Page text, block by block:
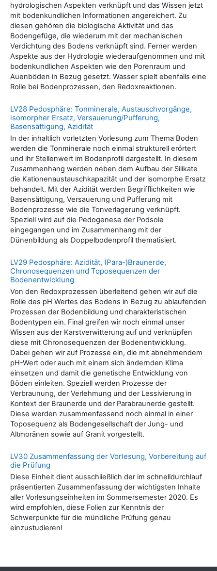
hydrologischen Aspekten verknüpft und das Wissen jetzt
mit bodenkundlichen Informationen angereichert. Zu
diesen gehören die biologische Aktivität und das
Bodengefüge, die wiederum mit der mechanischen
Verdichtung des Bodens verknüpft sind. Ferner werden
Aspekte aus der Hydrologie wiederaufgenommen und mit
bodenkundlichen Aspekten wie den Porenraum und
Auenböden in Bezug gesetzt. Wasser spielt ebenfalls eine
Rolle bei Bodenprozessen, den Redoxreaktionen.
LV28 Pedosphäre: Tonminerale, Austauschvorgänge,
isomorpher Ersatz, Versauerung/Pufferung,
Basensättigung, Azidität
In der inhaltlich vorletzten Vorlesung zum Thema Boden
werden die Tonminerale noch einmal strukturell erörtert
und ihr Stellenwert im Bodenprofil dargestellt. In diesem
Zusammenhang werden neben dem Aufbau der Silikate
die Kationenaustauschkapazität und der isomorphe Ersatz
behandelt. Mit der Azidität werden Begrifflichkeiten wie
Basensättigung, Versauerung und Pufferung mit
Bodenprozesse wie die Tonverlagerung verknüpft.
Speziell wird auf die Pedogenese der Podsole
eingegangen und im Zusammenhang mit der
Dünenbildung als Doppelbodenprofil thematisiert.
LV29 Pedosphäre: Azidität, (Para-)Braunerde,
Chronosequenzen und Toposequenzen der
Bodenentwicklung
Von den Redoxprozessen überleitend gehen wir auf die
Rolle des pH Wertes des Bodens in Bezug zu ablaufenden
Prozessen der Bodenbildung und charakteristischen
Bodentypen ein. Final greifen wir noch einmal unser
Wissen aus der Karstverwitterung auf und verknüpfen
diese mit Chronosequenzen der Bodenentwicklung.
Dabei gehen wir auf Prozesse ein, die mit abnehmendem
pH-Wert oder auch mit einem sich ändernden Klima
einsetzen und damit die genetische Entwicklung von
Böden einleiten. Speziell werden Prozesse der
Verbraunung, der Verlehmung und der Lessivierung in
Kontext der Braunerde und der Parabraunerde gestellt.
Diese werden zusammenfassend noch einmal in einer
Toposequenz als Bodengesellschaft der Jung- und
Altmoränen sowie auf Granit vorgestellt.
LV30 Zusammenfassung der Vorlesung, Vorbereitung auf
die Prüfung
Diese Einheit dient ausschließlich der im schnelldurchlauf
präsentierten Zusammenfassung der wichtigsten Inhalte
aller Vorlesungseinheiten im Sommersemester 2020. Es
wird empfohlen, diese Folien zur Kenntnis der
Schwerpunkte für die mündliche Prüfung genau
einzustudieren!
Ergänzungsblöcke